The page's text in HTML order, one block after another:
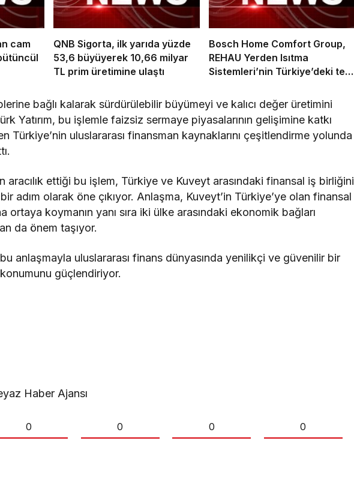
cam
QNB Sigorta, ilk yarıda yüzde
53,6 büyüyerek 10,66 milyar
TL prim üretimine ulaştı
Bosch Home Comfort Group,
REHAU Yerden Isıtma
Sistemleri’nin Türkiye’deki tek
bağlı kalarak sürdürülebilir büyümeyi ve kalıcı değer üretimini
Yatırım, bu işlemle faizsiz sermaye piyasalarının gelişimine katkı
Türkiye’nin uluslararası finansman kaynaklarını çeşitlendirme yolunda
aracılık ettiği bu işlem, Türkiye ve Kuveyt arasındaki finansal iş birliğini
adım olarak öne çıkıyor. Anlaşma, Kuveyt’in Türkiye’ye olan finansal
ortaya koymanın yanı sıra iki ülke arasındaki ekonomik bağları
da önem taşıyor.
bu anlaşmayla uluslararası finans dünyasında yenilikçi ve güvenilir bir
güçlendiriyor.
Haber Ajansı
0 0 0 0